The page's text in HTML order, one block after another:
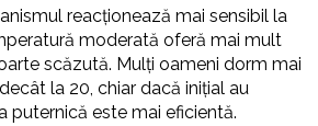
reacționează mai sensibil la
moderată oferă mai mult
scăzută. Mulți oameni dorm mai
la 20, chiar dacă inițial au
puternică este mai eficientă.